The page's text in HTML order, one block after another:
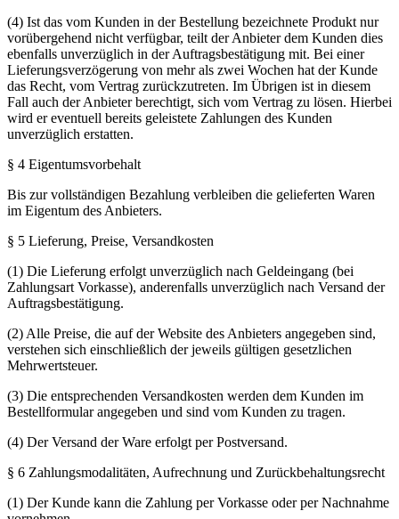
(4) Ist das vom Kunden in der Bestellung bezeichnete Produkt nur
vorübergehend nicht verfügbar, teilt der Anbieter dem Kunden dies
ebenfalls unverzüglich in der Auftragsbestätigung mit. Bei einer
Lieferungsverzögerung von mehr als zwei Wochen hat der Kunde
das Recht, vom Vertrag zurückzutreten. Im Übrigen ist in diesem
Fall auch der Anbieter berechtigt, sich vom Vertrag zu lösen. Hierbei
wird er eventuell bereits geleistete Zahlungen des Kunden
unverzüglich erstatten.
§ 4 Eigentumsvorbehalt
Bis zur vollständigen Bezahlung verbleiben die gelieferten Waren
im Eigentum des Anbieters.
§ 5 Lieferung, Preise, Versandkosten
(1) Die Lieferung erfolgt unverzüglich nach Geldeingang (bei
Zahlungsart Vorkasse), anderenfalls unverzüglich nach Versand der
Auftragsbestätigung.
(2) Alle Preise, die auf der Website des Anbieters angegeben sind,
verstehen sich einschließlich der jeweils gültigen gesetzlichen
Mehrwertsteuer.
(3) Die entsprechenden Versandkosten werden dem Kunden im
Bestellformular angegeben und sind vom Kunden zu tragen.
(4) Der Versand der Ware erfolgt per Postversand.
§ 6 Zahlungsmodalitäten, Aufrechnung und Zurückbehaltungsrecht
(1) Der Kunde kann die Zahlung per Vorkasse oder per Nachnahme